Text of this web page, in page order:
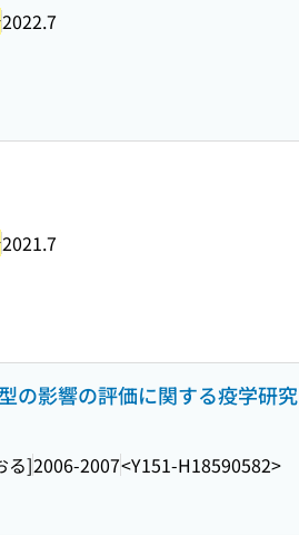
2022.7
2021.7
の影響の評価に関する疫学研究
る]2006-2007<Y151-H18590582>